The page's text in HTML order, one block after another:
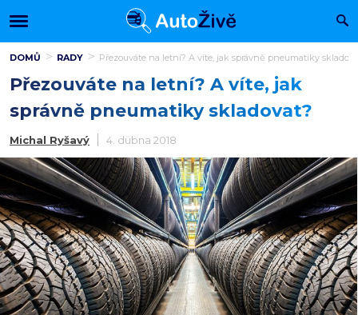
DOMŮ RADY Přezouváte na letní? A víte, jak správně pneumatiky
Přezouváte na letní? A víte, jak
správně pneumatiky skladovat?
Michal Ryšavý 4. dubna 2018